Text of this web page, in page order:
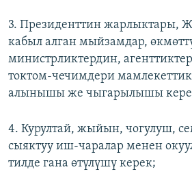
3. Президенттин жарлыктары,
кабыл алган мыйзамдар,
министрликтердин,
токтом-чечимдери
алынышы же чыгарылышы
4. Курултай, жыйын, чогулуш,
сыяктуу иш-чаралар менен
тилде гана өтүлүшү керек;